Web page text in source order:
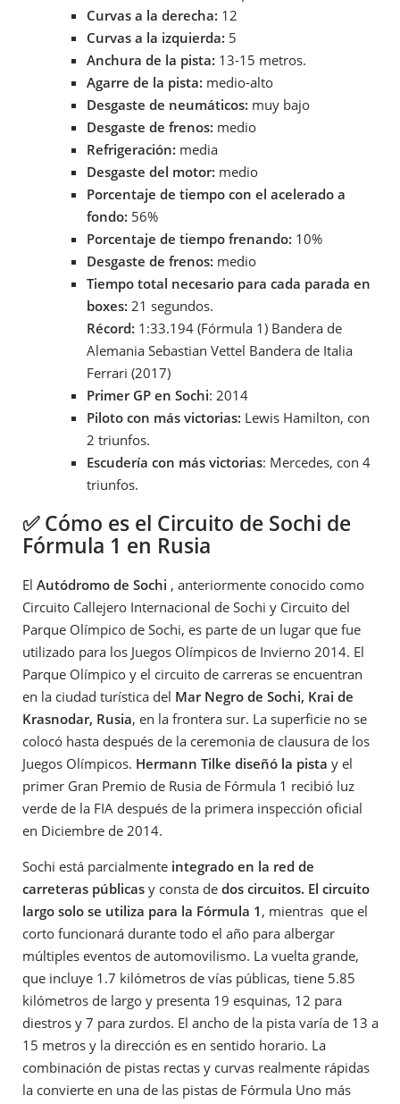
Curvas a la derecha: 12
Curvas a la izquierda: 5
Anchura de la pista: 13-15 metros.
Agarre de la pista: medio-alto
Desgaste de neumáticos: muy bajo
Desgaste de frenos: medio
Refrigeración: media
Desgaste del motor: medio
Porcentaje de tiempo con el acelerado a
fondo: 56%
Porcentaje de tiempo frenando: 10%
Desgaste de frenos: medio
Tiempo total necesario para cada parada en
boxes: 21 segundos.
Récord: 1:33.194 (Fórmula 1) Bandera de
Alemania Sebastian Vettel Bandera de Italia
Ferrari (2017)
Primer GP en Sochi: 2014
Piloto con más victorias: Lewis Hamilton, con
2 triunfos.
Escudería con más victorias: Mercedes, con 4
triunfos.
✅ Cómo es el Circuito de Sochi de
Fórmula 1 en Rusia
El Autódromo de Sochi , anteriormente conocido como
Circuito Callejero Internacional de Sochi y Circuito del
Parque Olímpico de Sochi, es parte de un lugar que fue
utilizado para los Juegos Olímpicos de Invierno 2014. El
Parque Olímpico y el circuito de carreras se encuentran
en la ciudad turística del Mar Negro de Sochi, Krai de
Krasnodar, Rusia, en la frontera sur. La superficie no se
colocó hasta después de la ceremonia de clausura de los
Juegos Olímpicos. Hermann Tilke diseñó la pista y el
primer Gran Premio de Rusia de Fórmula 1 recibió luz
verde de la FIA después de la primera inspección oficial
en Diciembre de 2014.
Sochi está parcialmente integrado en la red de
carreteras públicas y consta de dos circuitos. El circuito
largo solo se utiliza para la Fórmula 1 , mientras que el
corto funcionará durante todo el año para albergar
múltiples eventos de automovilismo. La vuelta grande,
que incluye 1.7 kilómetros de vías públicas, tiene 5.85
kilómetros de largo y presenta 19 esquinas, 12 para
diestros y 7 para zurdos. El ancho de la pista varía de 13 a
15 metros y la dirección es en sentido horario. La
combinación de pistas rectas y curvas realmente rápidas
la convierte en una de las pistas de Fórmula Uno más